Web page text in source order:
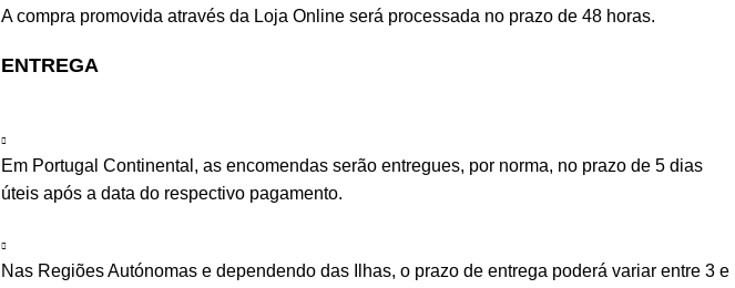
A compra promovida através da Loja Online será processada no prazo de 48 horas.
ENTREGA
Em Portugal Continental, as encomendas serão entregues, por norma, no prazo de 5 dias
úteis após a data do respectivo pagamento.
Nas Regiões Autónomas e dependendo das Ilhas, o prazo de entrega poderá variar entre 3 e